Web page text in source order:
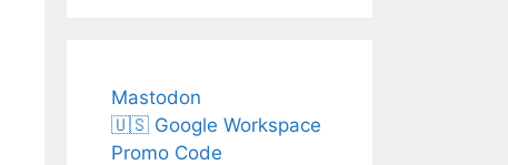
Mastodon
🇺🇸 Google Workspace
Promo Code